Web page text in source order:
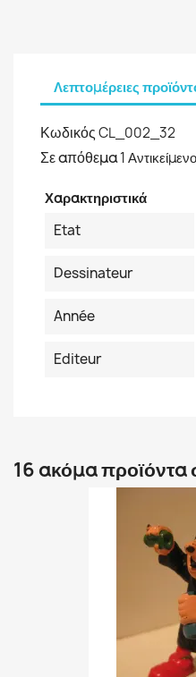
Λεπτομέρειες
ΚωδικόςCL_002_32
Σε απόθεμα1 Αντικείμενο
Χαρακτηριστικά
Etat
Dessinateur
Année
Editeur
16 ακόμα προϊόντα